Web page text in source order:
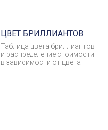
ЦВЕТ БРИЛЛИАНТОВ
Таблица цвета бриллиантов
и распределение стоимости
в зависимости от цвета